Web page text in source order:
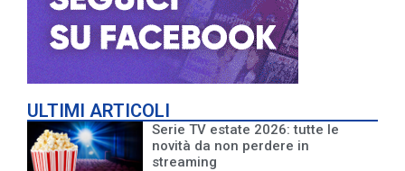
ULTIMI ARTICOLI
Serie TV estate 2026: tutte le
novità da non perdere in
streaming